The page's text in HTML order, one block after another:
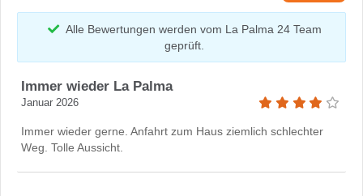
Alle Bewertungen werden vom La Palma 24 Team
geprüft.
Immer wieder La Palma
Januar 2026
Immer wieder gerne. Anfahrt zum Haus ziemlich schlechter
Weg. Tolle Aussicht.